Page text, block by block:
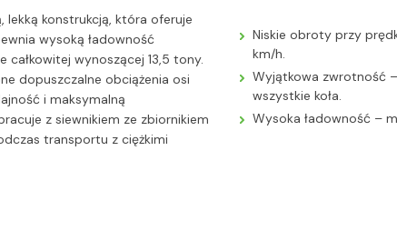
konstrukcją, która oferuje
wysoką ładowność
wynoszącej 13,5 tony.
dopuszczalne obciążenia osi
i maksymalną
z siewnikiem ze zbiornikiem
transportu z ciężkimi
Niskie obroty przy
km/h.
Wyjątkowa zwrotność
wszystkie koła.
Wysoka ładowność –